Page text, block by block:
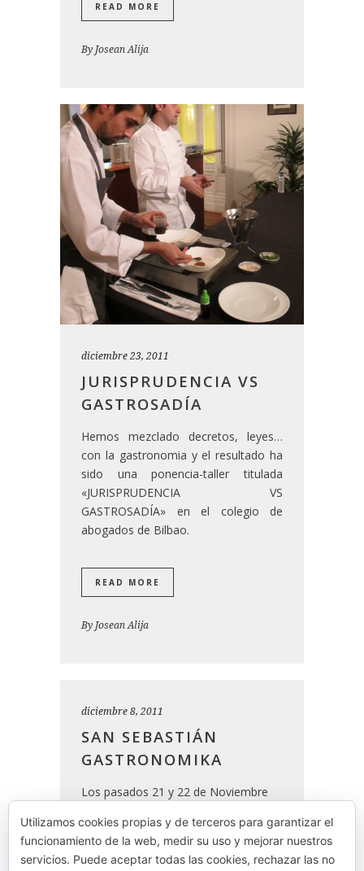
READ MORE
By Josean Alija
diciembre 23, 2011
JURISPRUDENCIA VS
GASTROSADÍA
Hemos mezclado decretos, leyes…
con la gastronomia y el resultado ha
sido una ponencia-taller titulada
«JURISPRUDENCIA VS
GASTROSADÍA» en el colegio de
abogados de Bilbao.
READ MORE
By Josean Alija
diciembre 8, 2011
SAN SEBASTIÁN
GASTRONOMIKA
Los pasados 21 y 22 de Noviembre
Internacional de Gastronomía“San
Sebastián Gastronomika”que se
celebra anualmente en Donostia.
Utilizamos cookies propias y de terceros para garantizar el
funcionamiento de la web, medir su uso y mejorar nuestros
servicios. Puede aceptar todas las cookies, rechazar las no